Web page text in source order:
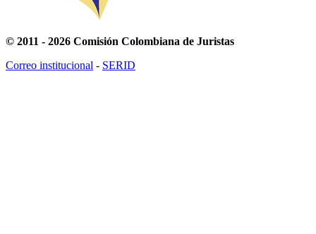
© 2011 - 2026 Comisión Colombiana de Juristas
Correo institucional - SERID